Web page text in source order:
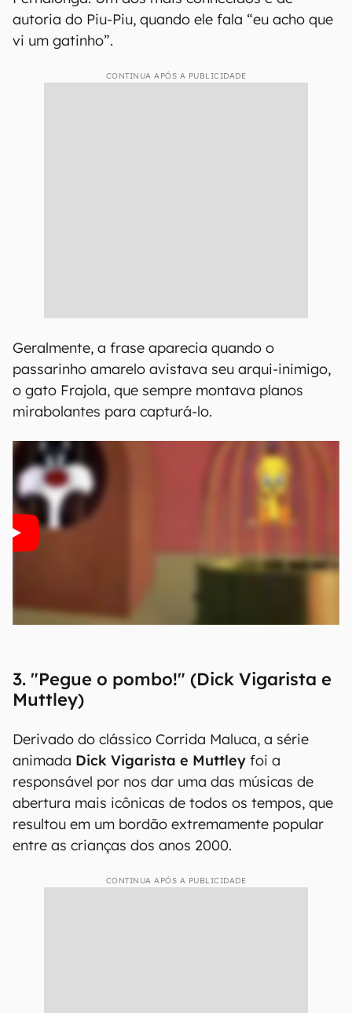
autoria do Piu-Piu, quando ele fala “eu acho que
vi um gatinho”.
CONTINUA APÓS A PUBLICIDADE
Geralmente, a frase aparecia quando o
passarinho amarelo avistava seu arqui-inimigo,
o gato Frajola, que sempre montava planos
mirabolantes para capturá-lo.
3. "Pegue o pombo!" (Dick Vigarista e
Muttley)
Derivado do clássico Corrida Maluca, a série
animada Dick Vigarista e Muttley foi a
responsável por nos dar uma das músicas de
abertura mais icônicas de todos os tempos, que
resultou em um bordão extremamente popular
entre as crianças dos anos 2000.
CONTINUA APÓS A PUBLICIDADE